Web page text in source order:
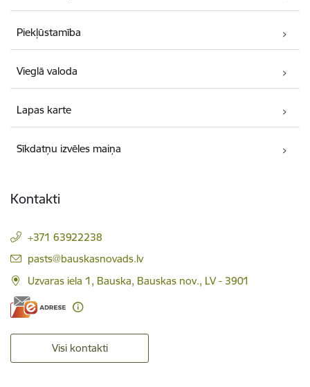
Piekļūstamība
Vieglā valoda
Lapas karte
Sīkdatņu izvēles maiņa
Kontakti
+371 63922238
E-pasts:
pasts@bauskasnovads.lv
Uzvaras iela 1, Bauska, Bauskas nov., LV - 3901
Visi kontakti